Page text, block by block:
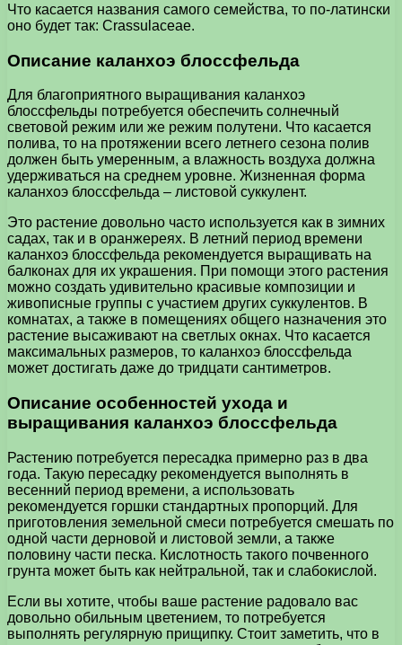
Что касается названия самого семейства, то по-латински
оно будет так: Сrassulaceae.
Описание каланхоэ блоссфельда
Для благоприятного выращивания каланхоэ
блоссфельды потребуется обеспечить солнечный
световой режим или же режим полутени. Что касается
полива, то на протяжении всего летнего сезона полив
должен быть умеренным, а влажность воздуха должна
удерживаться на среднем уровне. Жизненная форма
каланхоэ блоссфельда – листовой суккулент.
Это растение довольно часто используется как в зимних
садах, так и в оранжереях. В летний период времени
каланхоэ блоссфельда рекомендуется выращивать на
балконах для их украшения. При помощи этого растения
можно создать удивительно красивые композиции и
живописные группы с участием других суккулентов. В
комнатах, а также в помещениях общего назначения это
растение высаживают на светлых окнах. Что касается
максимальных размеров, то каланхоэ блоссфельда
может достигать даже до тридцати сантиметров.
Описание особенностей ухода и
выращивания каланхоэ блоссфельда
Растению потребуется пересадка примерно раз в два
года. Такую пересадку рекомендуется выполнять в
весенний период времени, а использовать
рекомендуется горшки стандартных пропорций. Для
приготовления земельной смеси потребуется смешать по
одной части дерновой и листовой земли, а также
половину части песка. Кислотность такого почвенного
грунта может быть как нейтральной, так и слабокислой.
Если вы хотите, чтобы ваше растение радовало вас
довольно обильным цветением, то потребуется
выполнять регулярную прищипку. Стоит заметить, что в